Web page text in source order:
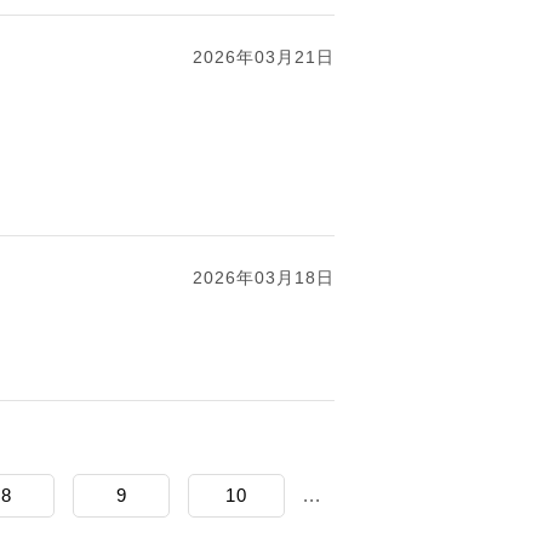
2026年03月21日
2026年03月18日
8 9 10 ...